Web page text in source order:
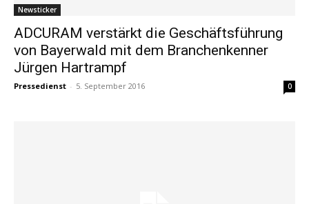
Newsticker
ADCURAM verstärkt die Geschäftsführung
von Bayerwald mit dem Branchenkenner
Jürgen Hartrampf
Pressedienst - 5. September 2016 0